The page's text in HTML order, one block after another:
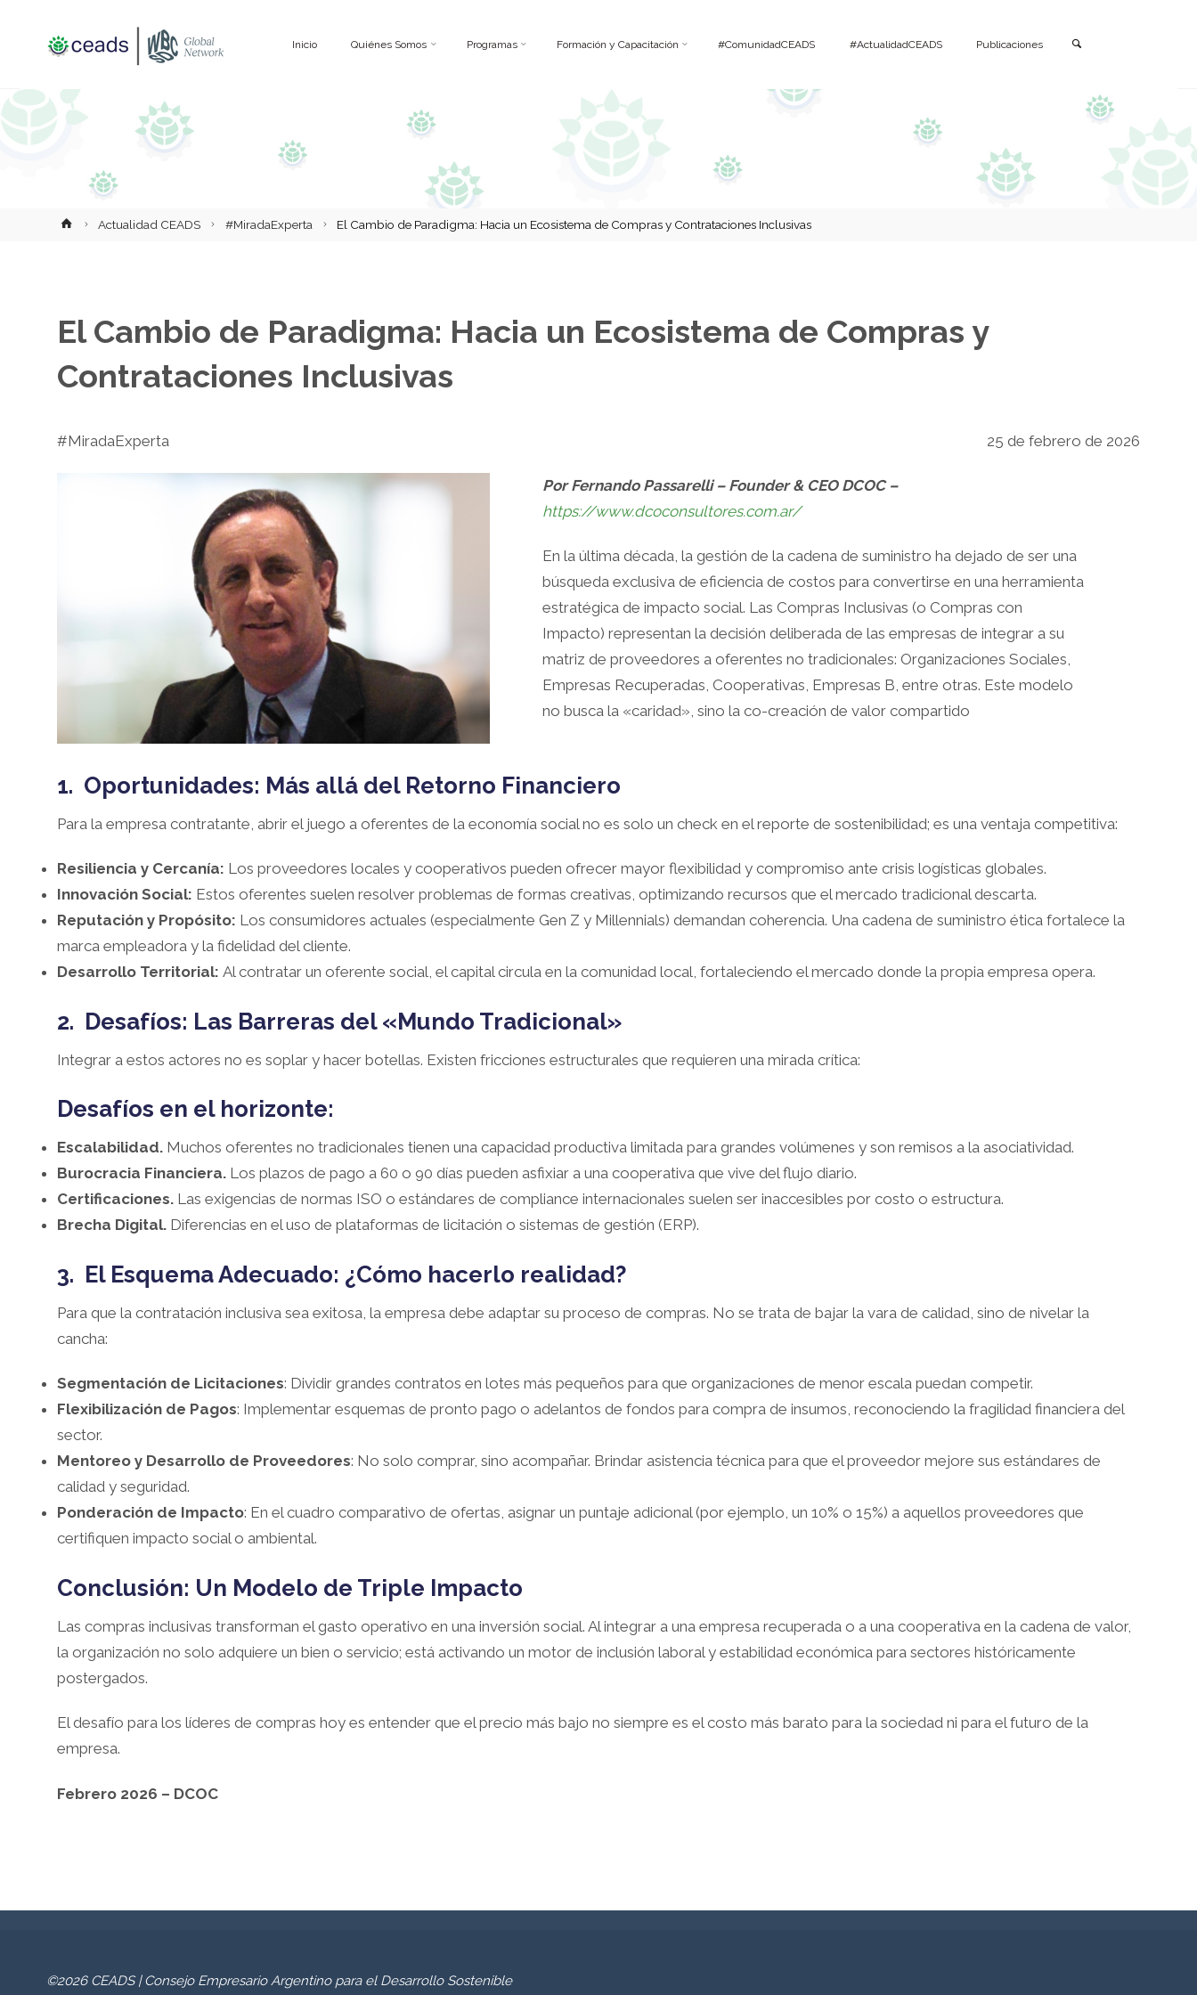
Inicio Quiénes Somos Programas Formación y Capacitación #ComunidadCEADS #ActualidadCEADS Publicaciones
InicioActualidad CEADS #MiradaExperta El Cambio de Paradigma: Hacia un Ecosistema de Compras y Contrataciones Inclusivas
El Cambio de Paradigma: Hacia un Ecosistema de Compras y
Contrataciones Inclusivas
#MiradaExperta 25 de febrero de 2026
Por Fernando Passarelli – Founder & CEO DCOC –
https://www.dcoconsultores.com.ar/
En la última década, la gestión de la cadena de suministro ha dejado de ser una
búsqueda exclusiva de eficiencia de costos para convertirse en una herramienta
estratégica de impacto social. Las Compras Inclusivas (o Compras con
Impacto) representan la decisión deliberada de las empresas de integrar a su
matriz de proveedores a oferentes no tradicionales: Organizaciones Sociales,
Empresas Recuperadas, Cooperativas, Empresas B, entre otras. Este modelo
no busca la «caridad», sino la co-creación de valor compartido
1. Oportunidades: Más allá del Retorno Financiero
Para la empresa contratante, abrir el juego a oferentes de la economía social no es solo un check en el reporte de sostenibilidad; es una ventaja competitiva:
Resiliencia y Cercanía: Los proveedores locales y cooperativos pueden ofrecer mayor flexibilidad y compromiso ante crisis logísticas globales.
Innovación Social: Estos oferentes suelen resolver problemas de formas creativas, optimizando recursos que el mercado tradicional descarta.
Reputación y Propósito: Los consumidores actuales (especialmente Gen Z y Millennials) demandan coherencia. Una cadena de suministro ética fortalece la
marca empleadora y la fidelidad del cliente.
Desarrollo Territorial:Al contratar un oferente social, el capital circula en la comunidad local, fortaleciendo el mercado donde la propia empresa opera.
2. Desafíos: Las Barreras del «Mundo Tradicional»
Integrar a estos actores no es soplar y hacer botellas. Existen fricciones estructurales que requieren una mirada crítica:
Desafíos en el horizonte:
Escalabilidad. Muchos oferentes no tradicionales tienen una capacidad productiva limitada para grandes volúmenes y son remisos a la asociatividad.
Burocracia Financiera. Los plazos de pago a 60 o 90 días pueden asfixiar a una cooperativa que vive del flujo diario.
Certificaciones. Las exigencias de normas ISO o estándares de compliance internacionales suelen ser inaccesibles por costo o estructura.
Brecha Digital. Diferencias en el uso de plataformas de licitación o sistemas de gestión (ERP).
3. El Esquema Adecuado: ¿Cómo hacerlo realidad?
Para que la contratación inclusiva sea exitosa, la empresa debe adaptar su proceso de compras. No se trata de bajar la vara de calidad, sino de nivelar la
cancha:
Segmentación de Licitaciones: Dividir grandes contratos en lotes más pequeños para que organizaciones de menor escala puedan competir.
Flexibilización de Pagos: Implementar esquemas de pronto pago o adelantos de fondos para compra de insumos, reconociendo la fragilidad financiera del
sector.
Mentoreo y Desarrollo de Proveedores: No solo comprar, sino acompañar. Brindar asistencia técnica para que el proveedor mejore sus estándares de
calidad y seguridad.
Ponderación de Impacto: En el cuadro comparativo de ofertas, asignar un puntaje adicional (por ejemplo, un 10% o 15%) a aquellos proveedores que
certifiquen impacto social o ambiental.
Conclusión: Un Modelo de Triple Impacto
Las compras inclusivas transforman el gasto operativo en una inversión social. Al integrar a una empresa recuperada o a una cooperativa en la cadena de valor,
la organización no solo adquiere un bien o servicio; está activando un motor de inclusión laboral y estabilidad económica para sectores históricamente
postergados.
El desafío para los líderes de compras hoy es entender que el precio más bajo no siempre es el costo más barato para la sociedad ni para el futuro de la
empresa.
Febrero 2026 – DCOC
©2026 CEADS | Consejo Empresario Argentino para el Desarrollo Sostenible